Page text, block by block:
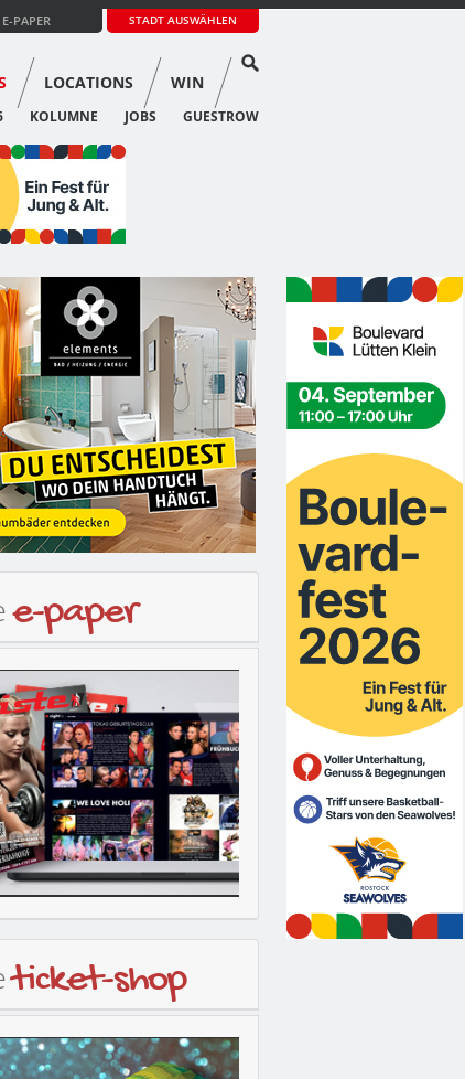
STADT AUSWÄHLEN
E-PAPER
LOCATIONS WIN
KOLUMNE JOBS GUESTROW
e-paper
ticket-shop